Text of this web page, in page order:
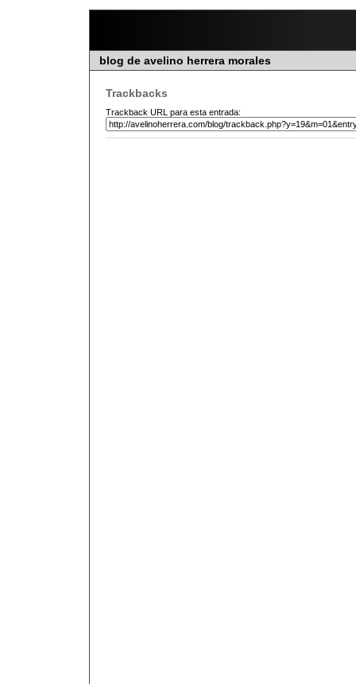
blog de avelino herrera morales
Trackbacks
Trackback URL para esta entrada: